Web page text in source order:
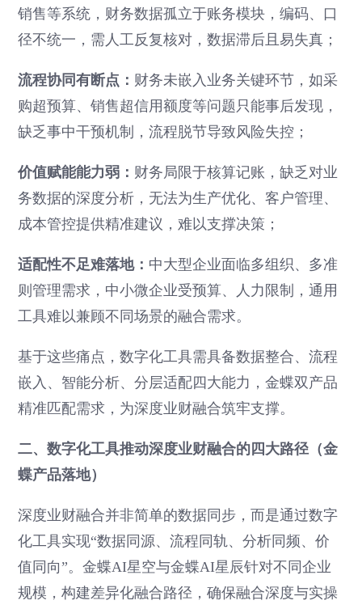
销售等系统，财务数据孤立于账务模块，编码、口
径不统一，需人工反复核对，数据滞后且易失真；
流程协同有断点： 财务未嵌入业务关键环节，如采
购超预算、销售超信用额度等问题只能事后发现，
缺乏事中干预机制，流程脱节导致风险失控；
价值赋能能力弱： 财务局限于核算记账，缺乏对业
务数据的深度分析，无法为生产优化、客户管理、
成本管控提供精准建议，难以支撑决策；
适配性不足难落地： 中大型企业面临多组织、多准
则管理需求，中小微企业受预算、人力限制，通用
工具难以兼顾不同场景的融合需求。
基于这些痛点，数字化工具需具备数据整合、流程
嵌入、智能分析、分层适配四大能力，金蝶双产品
精准匹配需求，为深度业财融合筑牢支撑。
二、数字化工具推动深度业财融合的四大路径（金
蝶产品落地）
深度业财融合并非简单的数据同步，而是通过数字
化工具实现“数据同源、流程同轨、分析同频、价
值同向”。金蝶AI星空与金蝶AI星辰针对不同企业
规模，构建差异化融合路径，确保融合深度与实操